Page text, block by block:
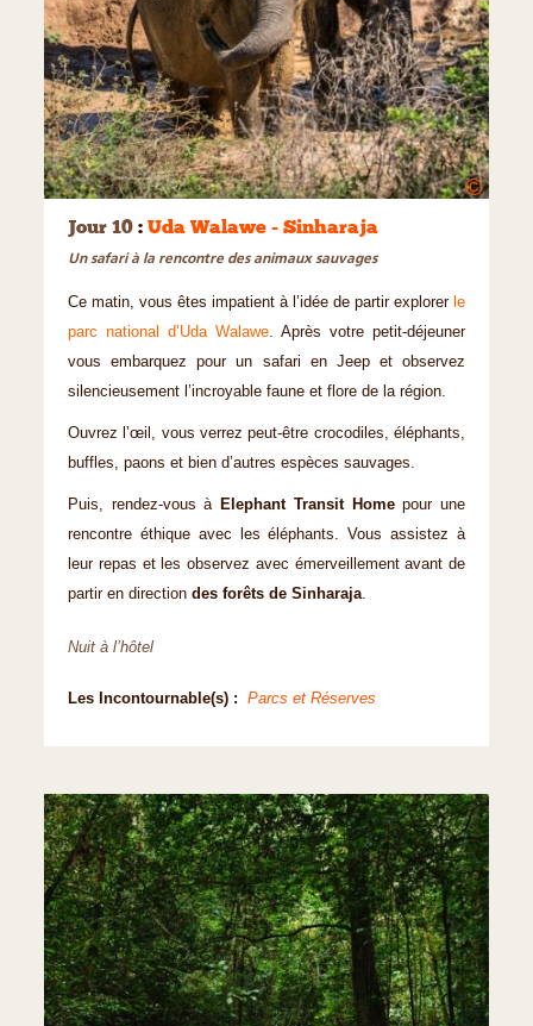
©
Jour 10 : Uda Walawe - Sinharaja
Un safari à la rencontre des animaux sauvages
Ce matin, vous êtes impatient à l’idée de partir explorer le
parc national d’Uda Walawe. Après votre petit-déjeuner
vous embarquez pour un safari en Jeep et observez
silencieusement l’incroyable faune et flore de la région.
Ouvrez l’œil, vous verrez peut-être crocodiles, éléphants,
buffles, paons et bien d’autres espèces sauvages.
Puis, rendez-vous àElephant Transit Homepour une
rencontre éthique avec les éléphants. Vous assistez à
leur repas et les observez avec émerveillement avant de
partir en direction des forêts de Sinharaja.
Nuit à l’hôtel
Les Incontournable(s) : Parcs et Réserves